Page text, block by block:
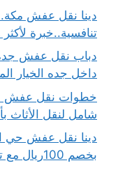
دينا نقل عفش
تنافسية..خبرة لأكثر من 10 سنوات..ضمان
داخل جده الخيار
خطوات نقل عفش
شامل لنقل الأثاث
دينا نقل عفش حي
بخصم 100ريال مع تركيب مجاني للعفش